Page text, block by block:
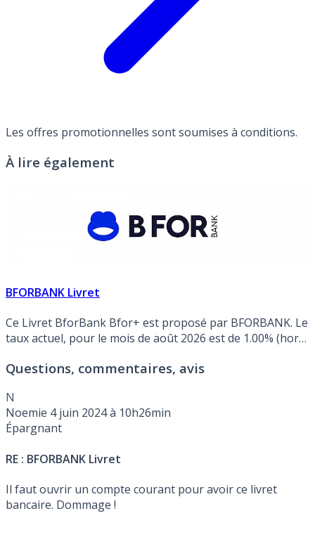
Les offres promotionnelles sont soumises à conditions.
À lire également
BFORBANK Livret
Ce Livret BforBank Bfor+ est proposé par BFORBANK. Le
taux actuel, pour le mois de août 2026 est de 1.00% (hors
Questions, commentaires, avis
N
Noemie 4 juin 2024 à 10h26min
Épargnant
RE : BFORBANK Livret
Il faut ouvrir un compte courant pour avoir ce livret
bancaire. Dommage !